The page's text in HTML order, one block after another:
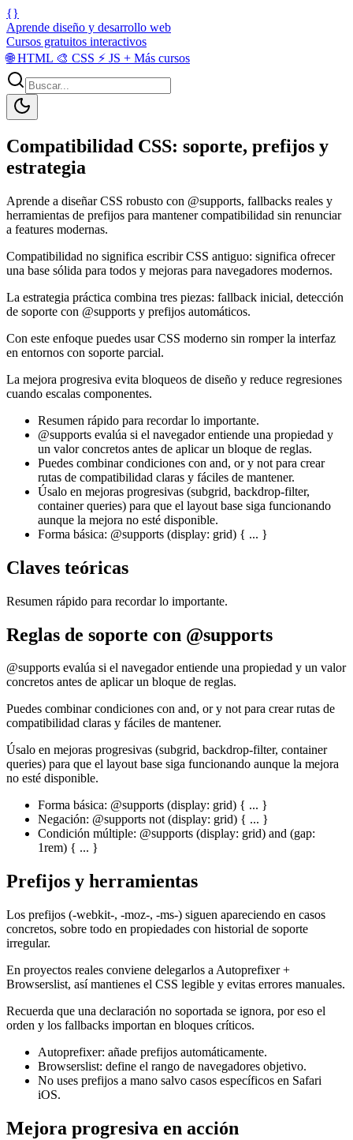
{}
Aprende diseño y desarrollo web
Cursos gratuitos interactivos
🌐HTML 🎨 CSS ⚡ JS + Más cursos
Compatibilidad CSS: soporte, prefijos y
estrategia
Aprende a diseñar CSS robusto con @supports, fallbacks reales y
herramientas de prefijos para mantener compatibilidad sin renunciar
a features modernas.
Compatibilidad no significa escribir CSS antiguo: significa ofrecer
una base sólida para todos y mejoras para navegadores modernos.
La estrategia práctica combina tres piezas: fallback inicial, detección
de soporte con @supports y prefijos automáticos.
Con este enfoque puedes usar CSS moderno sin romper la interfaz
en entornos con soporte parcial.
La mejora progresiva evita bloqueos de diseño y reduce regresiones
cuando escalas componentes.
Resumen rápido para recordar lo importante.
@supports evalúa si el navegador entiende una propiedad y
un valor concretos antes de aplicar un bloque de reglas.
Puedes combinar condiciones con and, or y not para crear
rutas de compatibilidad claras y fáciles de mantener.
Úsalo en mejoras progresivas (subgrid, backdrop-filter,
container queries) para que el layout base siga funcionando
aunque la mejora no esté disponible.
Forma básica: @supports (display: grid) { ... }
Claves teóricas
Resumen rápido para recordar lo importante.
Reglas de soporte con @supports
@supports evalúa si el navegador entiende una propiedad y un valor
concretos antes de aplicar un bloque de reglas.
Puedes combinar condiciones con and, or y not para crear rutas de
compatibilidad claras y fáciles de mantener.
Úsalo en mejoras progresivas (subgrid, backdrop-filter, container
queries) para que el layout base siga funcionando aunque la mejora
no esté disponible.
Forma básica: @supports (display: grid) { ... }
Negación: @supports not (display: grid) { ... }
Condición múltiple: @supports (display: grid) and (gap:
1rem) { ... }
Prefijos y herramientas
Los prefijos (-webkit-, -moz-, -ms-) siguen apareciendo en casos
concretos, sobre todo en propiedades con historial de soporte
irregular.
En proyectos reales conviene delegarlos a Autoprefixer +
Browserslist, así mantienes el CSS legible y evitas errores manuales.
Recuerda que una declaración no soportada se ignora, por eso el
orden y los fallbacks importan en bloques críticos.
Autoprefixer: añade prefijos automáticamente.
Browserslist: define el rango de navegadores objetivo.
No uses prefijos a mano salvo casos específicos en Safari
iOS.
Mejora progresiva en acción